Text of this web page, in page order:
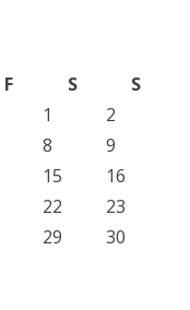
F S
S
1
2
8
9
15
16
22
23
29
30